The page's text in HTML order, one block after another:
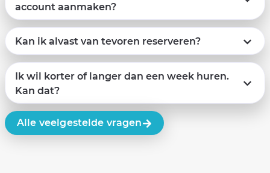
account aanmaken?
Kan ik alvast van tevoren reserveren?
Ik wil korter of langer dan een week huren.
Kan dat?
Alle veelgestelde vragen